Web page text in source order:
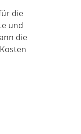
die
und
die